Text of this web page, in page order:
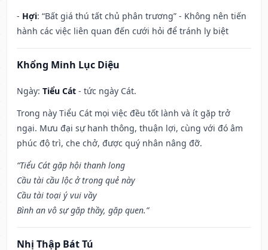
- Hợi: “Bất giá thú tất chủ phân trương” - Không nên tiến
hành các việc liên quan đến cưới hỏi để tránh ly biệt
Khổng Minh Lục Diệu
Ngày: Tiểu Cát - tức ngày Cát.
Trong này Tiểu Cát mọi việc đều tốt lành và ít gặp trở
ngại. Mưu đại sự hanh thông, thuận lợi, cùng với đó âm
phúc độ trì, che chở, được quý nhân nâng đỡ.
“Tiểu Cát gặp hội thanh long
Cầu tài cầu lộc ở trong quẻ này
Cầu tài toại ý vui vầy
Bình an vô sự gặp thầy, gặp quen.”
Nhị Thập Bát Tú